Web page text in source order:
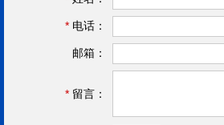
* 电话：
邮箱：
* 留言：